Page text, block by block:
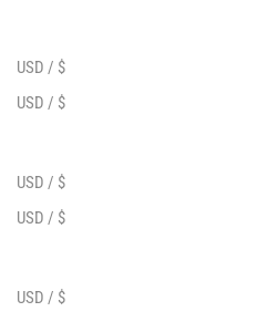
USD / $
USD / $
USD / $
USD / $
USD / $